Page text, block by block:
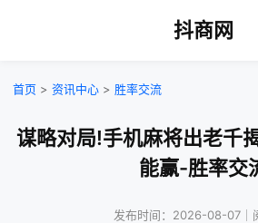
抖商网
首页 > 资讯中心 > 胜率交流
谋略对局!手机麻将出老千
能赢-胜率交
发布时间：2026-08-07｜